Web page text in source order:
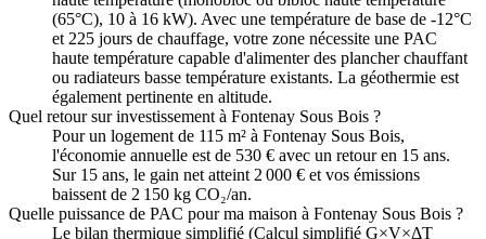
(65°C), 10 à 16 kW). Avec une température de base de -12°C
et 225 jours de chauffage, votre zone nécessite une PAC
haute température capable d'alimenter des plancher chauffant
ou radiateurs basse température existants. La géothermie est
également pertinente en altitude.
Quel retour sur investissement à Fontenay Sous Bois ?
Pour un logement de 115 m² à Fontenay Sous Bois,
l'économie annuelle est de 530 € avec un retour en 15 ans.
Sur 15 ans, le gain net atteint 2 000 € et vos émissions
baissent de 2 150 kg CO₂/an.
Quelle puissance de PAC pour ma maison à Fontenay Sous Bois ?
Le bilan thermique simplifié (Calcul simplifié G×V×ΔT